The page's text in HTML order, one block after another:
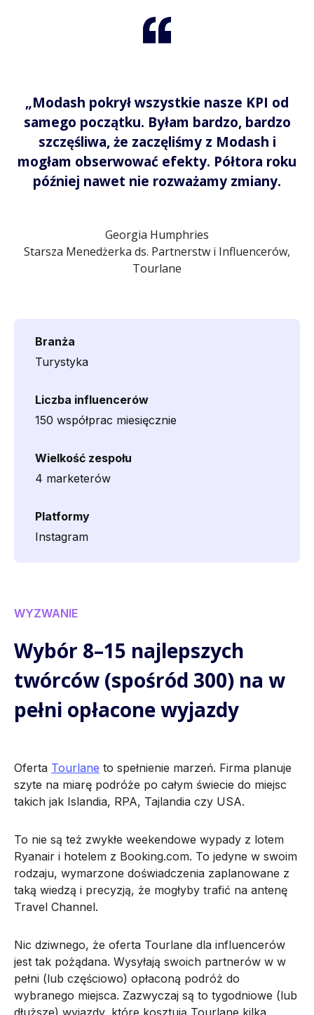
„Modash pokrył wszystkie nasze KPI od
samego początku. Byłam bardzo, bardzo
szczęśliwa, że zaczęliśmy z Modash i
mogłam obserwować efekty. Półtora roku
później nawet nie rozważamy zmiany.
Georgia Humphries
Starsza Menedżerka ds. Partnerstw i Influencerów,
Tourlane
Branża
Turystyka
Liczba influencerów
150 współprac miesięcznie
Wielkość zespołu
4 marketerów
Platformy
Instagram
WYZWANIE
Wybór 8–15 najlepszych
twórców (spośród 300) na w
pełni opłacone wyjazdy
Oferta Tourlane to spełnienie marzeń. Firma planuje
szyte na miarę podróże po całym świecie do miejsc
takich jak Islandia, RPA, Tajlandia czy USA.
To nie są też zwykłe weekendowe wypady z lotem
Ryanair i hotelem z Booking.com. To jedyne w swoim
rodzaju, wymarzone doświadczenia zaplanowane z
taką wiedzą i precyzją, że mogłyby trafić na antenę
Travel Channel.
Nic dziwnego, że oferta Tourlane dla influencerów
jest tak pożądana. Wysyłają swoich partnerów w w
pełni (lub częściowo) opłaconą podróż do
wybranego miejsca. Zazwyczaj są to tygodniowe (lub